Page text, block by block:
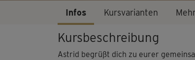
Infos Kursvarianten
Kursbeschreibung
Astrid begrüßt dich zu eurer